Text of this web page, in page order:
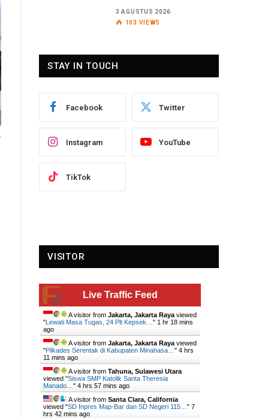
Tanggapan Jaksa
3 AGUSTUS 2026
103 VIEWS
STAY IN TOUCH
Facebook Twitter
Instagram YouTube
TikTok
VISITOR
Live Traffic Feed
A visitor from Jakarta, Jakarta Raya viewed
"Lewati Masa Tugas, 24 Plt Kepsek… " 1 hr 19 mins
ago
A visitor from Jakarta, Jakarta Raya viewed
"Pilkades Serentak di Kabupaten Minahasa… " 4 hrs
11 mins ago
A visitor from Tahuna, Sulawesi Utara
viewed "Siswa SMP Katolik Santa Theresia
Manado… " 4 hrs 57 mins ago
A visitor from Santa Clara, California
viewed "SD Inpres Map-Bar dan SD Negeri 115… " 7
hrs 42 mins ago